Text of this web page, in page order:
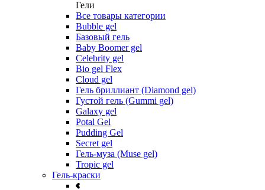
Гели
Все товары категории
Bubble gel
Базовый гель
Baby Boomer gel
Celebrity gel
Bio gel Flex
Cloud gel
Гель бриллиант (Diamond gel)
Густой гель (Gummi gel)
Galaxy gel
Potal Gel
Pudding Gel
Secret gel
Гель-муза (Muse gel)
Tropic gel
Гель-краски